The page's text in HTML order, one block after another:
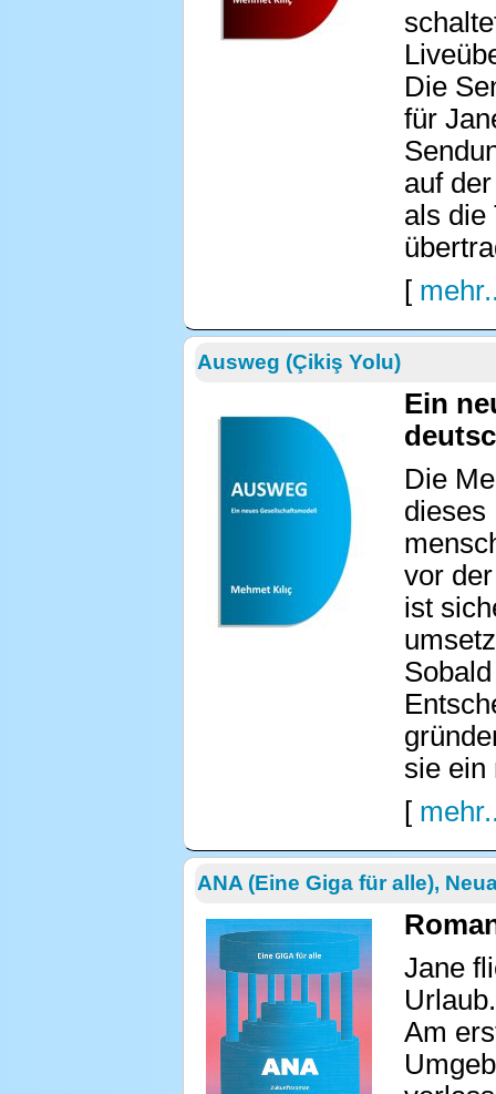
Die
für
auf
als die
[
Ausweg (Çikiş Yolu)
Ein
Die
dieses
vor
ist
sie ein
[
ANA (Eine Giga für alle),
Jane
Urlaub.
Am